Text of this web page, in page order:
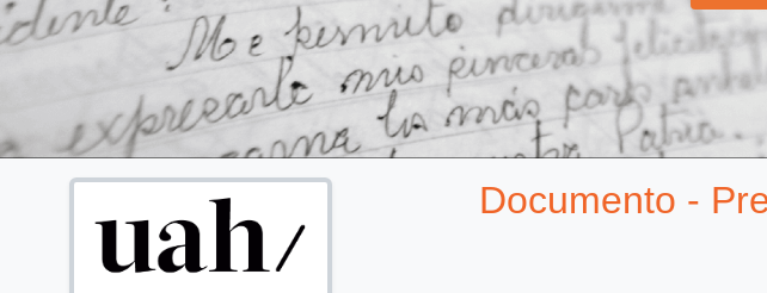
Documento -